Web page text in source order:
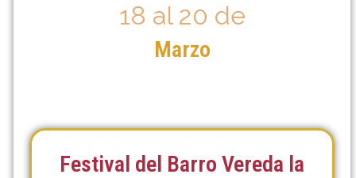
18 al 20 de
Marzo
Festival del Barro Vereda la